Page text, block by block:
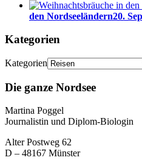
den Nordseeländern20.
Kategorien
Kategorien
Die ganze Nordsee
Martina Poggel
Journalistin und Diplom-Biologin
Alter Postweg 62
D – 48167 Münster